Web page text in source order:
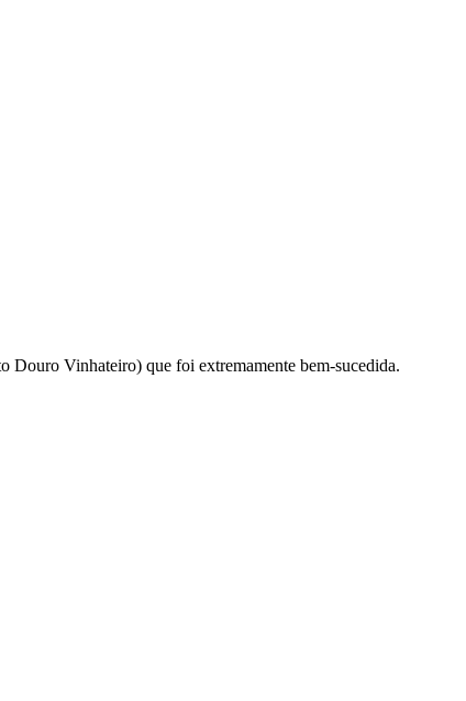
Douro Vinhateiro) que foi extremamente bem-sucedida.